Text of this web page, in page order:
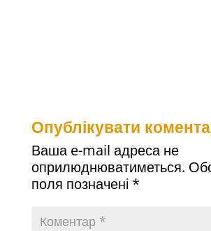
Опублікувати
Ваша e-mail адреса не
оприлюднюватиметься.
поля позначені *